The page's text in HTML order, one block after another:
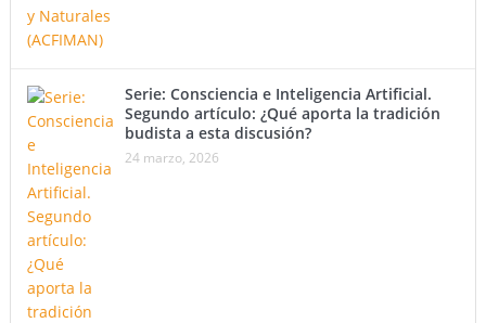
Serie: Consciencia e Inteligencia Artificial.
Segundo artículo: ¿Qué aporta la tradición
budista a esta discusión?
24 marzo, 2026